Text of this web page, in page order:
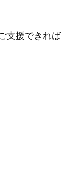
支援できれば